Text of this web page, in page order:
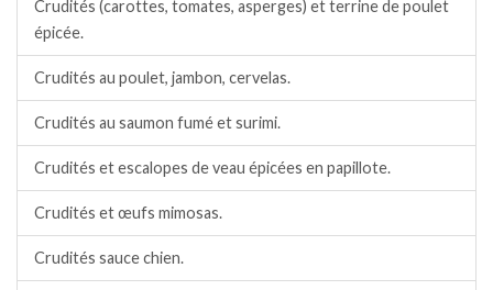
Crudités (carottes, tomates, asperges) et terrine de poulet
épicée.
Crudités au poulet, jambon, cervelas.
Crudités au saumon fumé et surimi.
Crudités et escalopes de veau épicées en papillote.
Crudités et œufs mimosas.
Crudités sauce chien.